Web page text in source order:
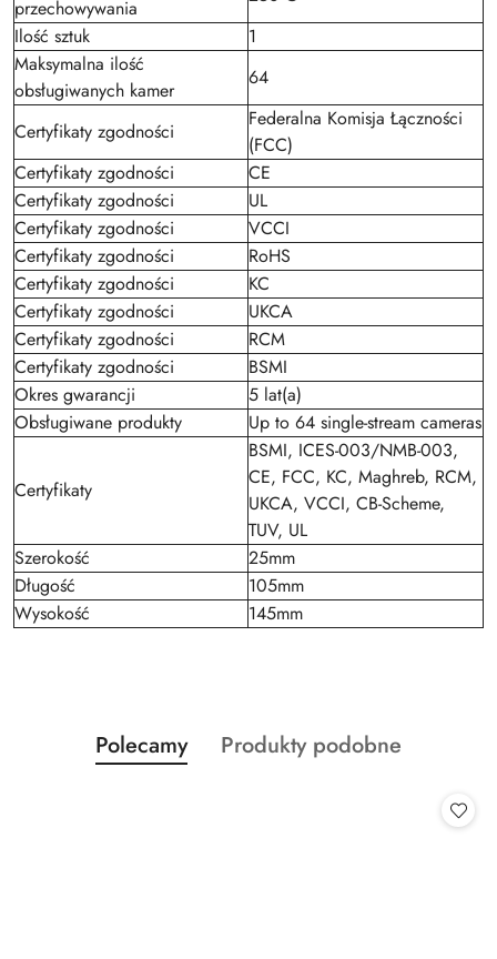
przechowywania
Ilość sztuk
1
Maksymalna ilość
obsługiwanych kamer
64
Certyfikaty zgodności
Federalna Komisja Łączności
(FCC)
Certyfikaty zgodności
CE
Certyfikaty zgodności
UL
Certyfikaty zgodności
VCCI
Certyfikaty zgodności
RoHS
Certyfikaty zgodności
KC
Certyfikaty zgodności
UKCA
Certyfikaty zgodności
RCM
Certyfikaty zgodności
BSMI
Okres gwarancji
5 lat(a)
Obsługiwane produkty
Up to 64 single-stream cameras
Certyfikaty
BSMI, ICES-003/NMB-003,
CE, FCC, KC, Maghreb, RCM,
UKCA, VCCI, CB-Scheme,
TUV, UL
Szerokość
25mm
Długość
105mm
Wysokość
145mm
Pomiń karuzelę produktów
Produkty
o
Polecamy
Produkty
Produkty podobne